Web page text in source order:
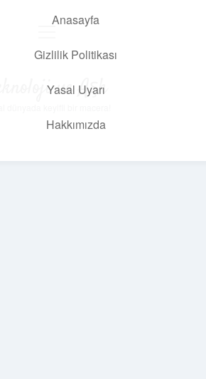
Anasayfa
Gizlilik Politikası
Yasal Uyarı
Hakkımızda
Teknoloji ve Aşk